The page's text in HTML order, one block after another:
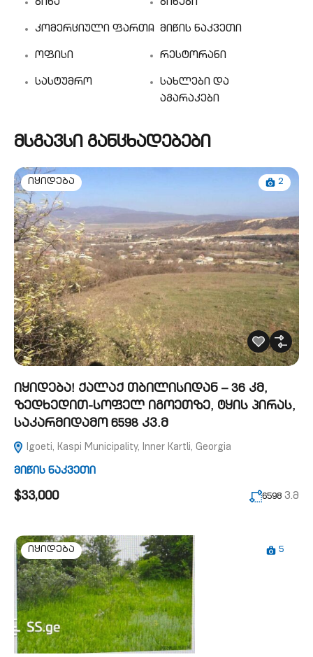
ბინა ბინები
კომერციული ფართი მიწის ნაკვეთი
ოფისი რესტორანი
სასტუმრო
სახლები და
აგარაკები
მსგავსი განცხადებები
იყიდება 2
იყიდება! ქალაქ თბილისიდან – 36 კმ,
ზედხედით-სოფელ იგოეთზე, ტყის პირას,
საკარმიდამო 6598 კვ.მ
Igoeti, Kaspi Municipality, Inner Kartli, Georgia
მიწის ნაკვეთი
$33,000 6598 ვ.მ
იყიდება 5